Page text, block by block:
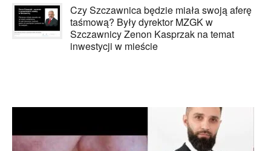
Czy Szczawnica będzie miała swoją aferę
taśmową? Były dyrektor MZGK w
Szczawnicy Zenon Kasprzak na temat
inwestycji w mieście